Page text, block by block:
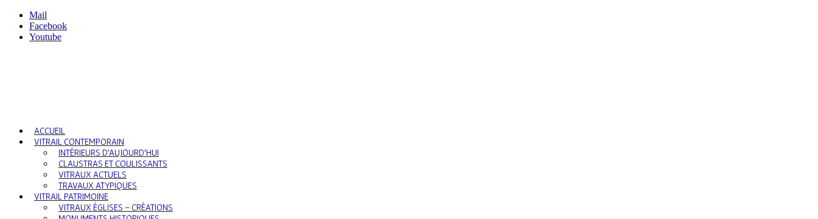
Mail
Facebook
Youtube
ACCUEIL
VITRAIL CONTEMPORAIN
INTÉRIEURS D’AUJOURD’HUI
CLAUSTRAS ET COULISSANTS
VITRAUX ACTUELS
TRAVAUX ATYPIQUES
VITRAIL PATRIMOINE
VITRAUX ÉGLISES – CRÉATIONS